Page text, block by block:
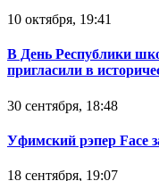
10 октября, 19:41
В День Республики
пригласили в
30 сентября, 18:48
Уфимский рэпер Face
18 сентября, 19:07